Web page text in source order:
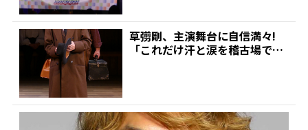
草彅剛、主演舞台に自信満々!
「これだけ汗と涙を稽古場で流